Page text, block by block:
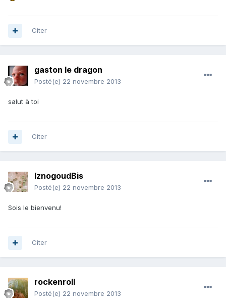
Citer
gaston le dragon
Posté(e) 22 novembre 2013
salut à toi
Citer
IznogoudBis
Posté(e) 22 novembre 2013
Sois le bienvenu!
Citer
rockenroll
Posté(e) 22 novembre 2013